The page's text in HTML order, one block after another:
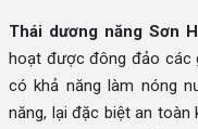
Thái dương năng Sơn
hoạt được đông đảo các
có khả năng làm nóng
năng, lại đặc biệt an toàn